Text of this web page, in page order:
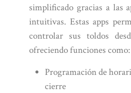
simplificado gracias a las
intuitivas. Estas apps
controlar sus toldos
ofreciendo funciones como:
Programación de
cierre